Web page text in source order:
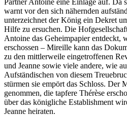
Partner Antoine eine Einlage auf. Da
warnt vor den sich nähernden
unterzeichnet der König ein Dekret
Hilfe zu ersuchen. Die
Antoine das Geheimpapier entdeckt,
erschossen – Mireille kann das
zu den mittlerweile eingetroffenen
und Jeanne sowie viele andere, wie
Aufständischen von diesem
stürmen sie empört das Schloss. Der
genommen, die tapfere Thérèse
über das königliche Establishment
Jeanne heiraten.